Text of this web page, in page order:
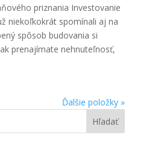
priznania Investovanie
niekoľkokrát spomínali aj na
spôsob budovania si
prenajímate nehnuteľnosť,
Ďalšie položky »
Hľadať